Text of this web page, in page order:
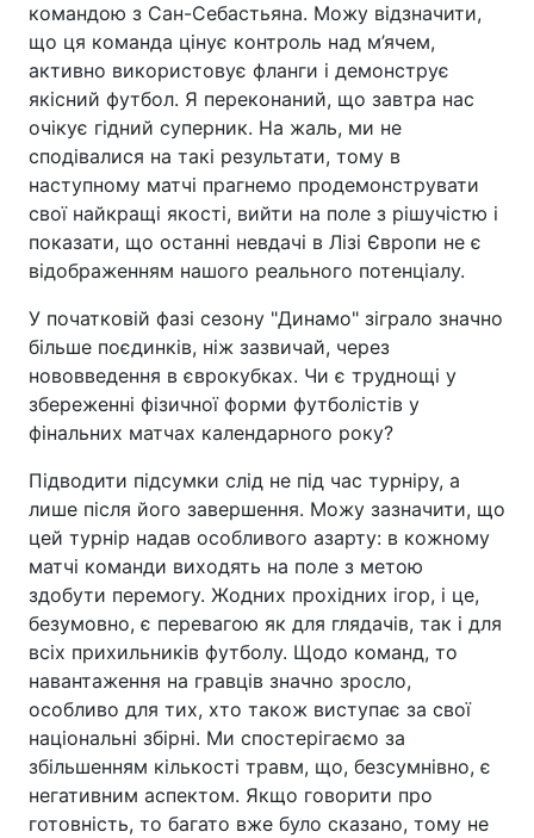
командою з Сан-Себастьяна. Можу відзначити,
що ця команда цінує контроль над м’ячем,
активно використовує фланги і демонструє
якісний футбол. Я переконаний, що завтра нас
очікує гідний суперник. На жаль, ми не
сподівалися на такі результати, тому в
наступному матчі прагнемо продемонструвати
свої найкращі якості, вийти на поле з рішучістю і
показати, що останні невдачі в Лізі Європи не є
відображенням нашого реального потенціалу.
У початковій фазі сезону "Динамо" зіграло значно
більше поєдинків, ніж зазвичай, через
нововведення в єврокубках. Чи є труднощі у
збереженні фізичної форми футболістів у
фінальних матчах календарного року?
Підводити підсумки слід не під час турніру, а
лише після його завершення. Можу зазначити, що
цей турнір надав особливого азарту: в кожному
матчі команди виходять на поле з метою
здобути перемогу. Жодних прохідних ігор, і це,
безумовно, є перевагою як для глядачів, так і для
всіх прихильників футболу. Щодо команд, то
навантаження на гравців значно зросло,
особливо для тих, хто також виступає за свої
національні збірні. Ми спостерігаємо за
збільшенням кількості травм, що, безсумнівно, є
негативним аспектом. Якщо говорити про
готовність, то багато вже було сказано, тому не